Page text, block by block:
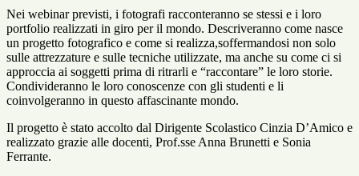
Nei webinar previsti, i fotografi racconteranno se stessi e i loro
portfolio realizzati in giro per il mondo. Descriveranno come nasce
un progetto fotografico e come si realizza,soffermandosi non solo
sulle attrezzature e sulle tecniche utilizzate, ma anche su come ci si
approccia ai soggetti prima di ritrarli e “raccontare” le loro storie.
Condivideranno le loro conoscenze con gli studenti e li
coinvolgeranno in questo affascinante mondo.
Il progetto è stato accolto dal Dirigente Scolastico Cinzia D’Amico e
realizzato grazie alle docenti, Prof.sse Anna Brunetti e Sonia
Ferrante.